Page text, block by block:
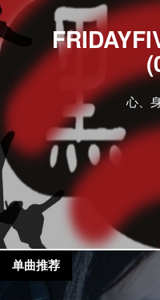
心、
单曲推荐